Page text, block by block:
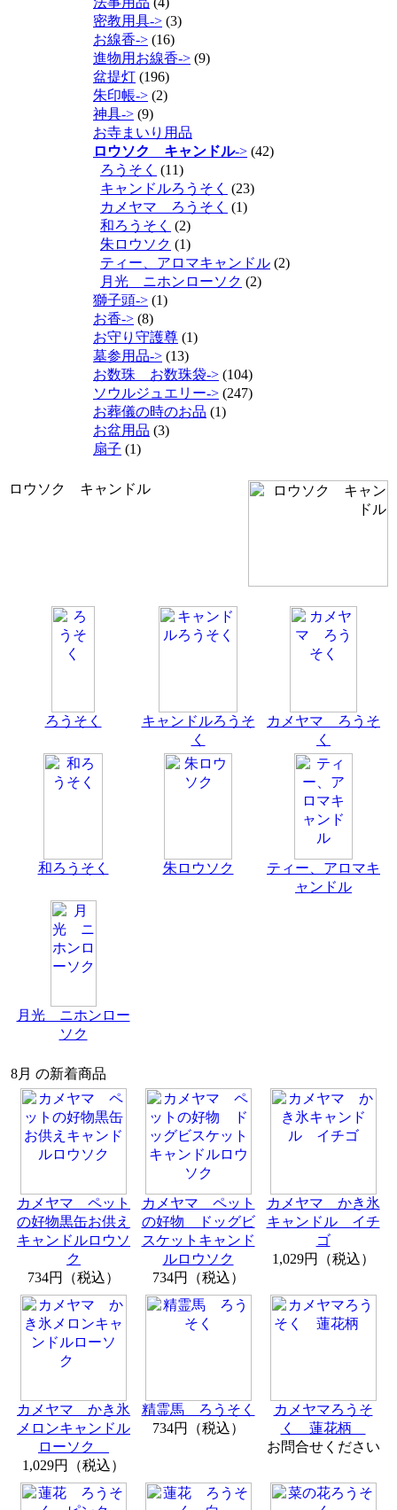
密教用具-> (3)
お線香-> (16)
進物用お線香-> (9)
盆提灯 (196)
朱印帳-> (2)
神具-> (9)
お寺まいり用品
ロウソク キャンドル-> (42)
ろうそく (11)
キャンドルろうそく (23)
カメヤマ ろうそく (1)
和ろうそく (2)
朱ロウソク (1)
ティー、アロマキャンドル (2)
月光 ニホンローソク (2)
獅子頭-> (1)
お香-> (8)
お守り守護尊 (1)
墓参用品-> (13)
お数珠 お数珠袋-> (104)
ソウルジュエリー-> (247)
お葬儀の時のお品 (1)
お盆用品 (3)
扇子 (1)
ロウソク キャンドル
ろうそく
キャンドルろうそ
く
カメヤマ ろうそ
く
和ろうそく 朱ロウソク
ティー、アロマキ
ャンドル
月光 ニホンロー
ソク
8月 の新着商品
カメヤマ ペット
の好物黒缶お供え
キャンドルロウソ
ク
734円（税込）
カメヤマ ペット
の好物 ドッグビ
スケットキャンド
ルロウソク
734円（税込）
カメヤマ かき氷
キャンドル イチ
ゴ
1,029円（税込）
カメヤマ かき氷
メロンキャンドル
ローソク
1,029円（税込）
精霊馬 ろうそく
734円（税込）
カメヤマろうそ
く 蓮花柄
お問合せください